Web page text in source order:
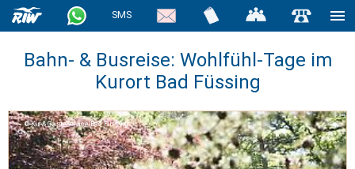
SMS
Bahn- & Busreise: Wohlfühl-Tage im
Kurort Bad Füssing
Kur-& GästeService Bad Füssing